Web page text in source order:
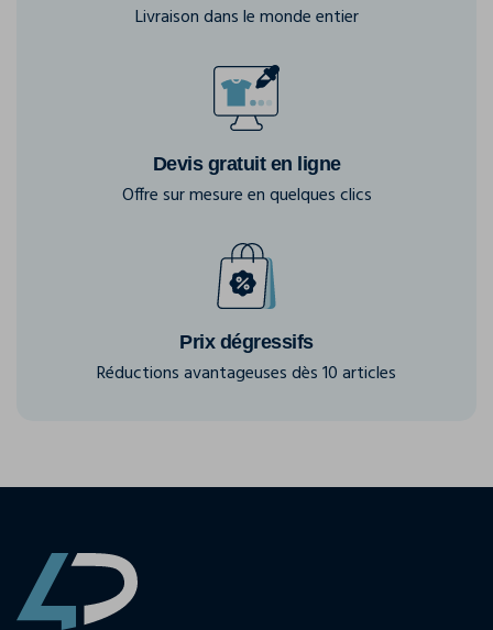
Livraison dans le monde entier
Devis gratuit en ligne
Offre sur mesure en quelques clics
Prix dégressifs
Réductions avantageuses dès 10 articles